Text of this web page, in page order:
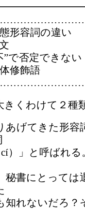
形容詞の違い
で否定できない
修飾語
きくわけて２種
あげてきた形容
）」と呼ばれる
秘書にとっては
知れないだろ？